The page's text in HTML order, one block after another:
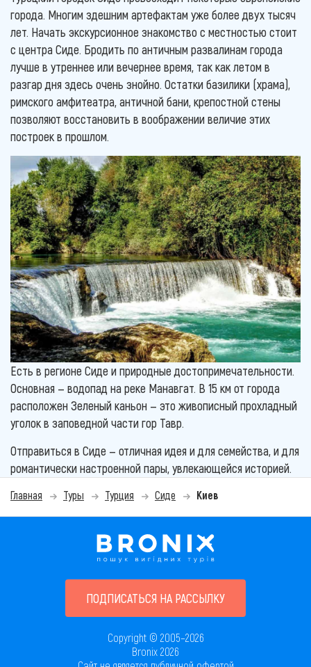
города. Многим здешним артефактам уже более двух тысяч
лет. Начать экскурсионное знакомство с местностью стоит
с центра Сиде. Бродить по античным развалинам города
лучше в утреннее или вечернее время, так как летом в
разгар дня здесь очень знойно. Остатки базилики (храма),
римского амфитеатра, античной бани, крепостной стены
позволяют восстановить в воображении величие этих
построек в прошлом.
Есть в регионе Сиде и природные достопримечательности.
Основная — водопад на реке Манавгат. В 15 км от города
расположен Зеленый каньон — это живописный прохладный
уголок в заповедной части гор Тавр.
Отправиться в Сиде — отличная идея и для семейства, и для
романтически настроенной пары, увлекающейся историей.
Главная Туры Турция Сиде Киев
ПОДПИСАТЬСЯ НА РАССЫЛКУ
Copyright © 2005–2026
Bronix 2026